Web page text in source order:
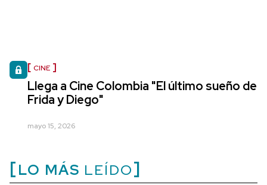
CINE
Llega a Cine Colombia "El último sueño de
Frida y Diego"
mayo 15, 2026
LO MÁS LEÍDO